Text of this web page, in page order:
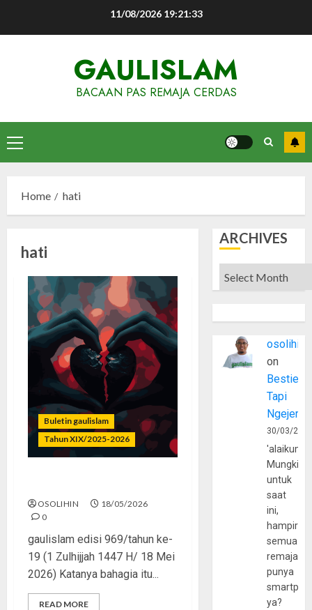
11/08/2026 19:21:33
GAULISLAM
BACAAN PAS REMAJA CERDAS
Primary
Menu
Home hati
hati
Buletin gaulislam
Tahun XIX/2025-2026
OSOLIHIN
18/05/2026
0
gaulislam edisi 969/tahun ke-
19 (1 Zulhijjah 1447 H/ 18 Mei
2026) Katanya bahagia itu...
READ MORE
ARCHIVES
Archives
osolihin
on
Bestie
Tapi
30/03/
Mungkin
untuk
saat
ini,
hampir
semua
remaja
punya
ya?